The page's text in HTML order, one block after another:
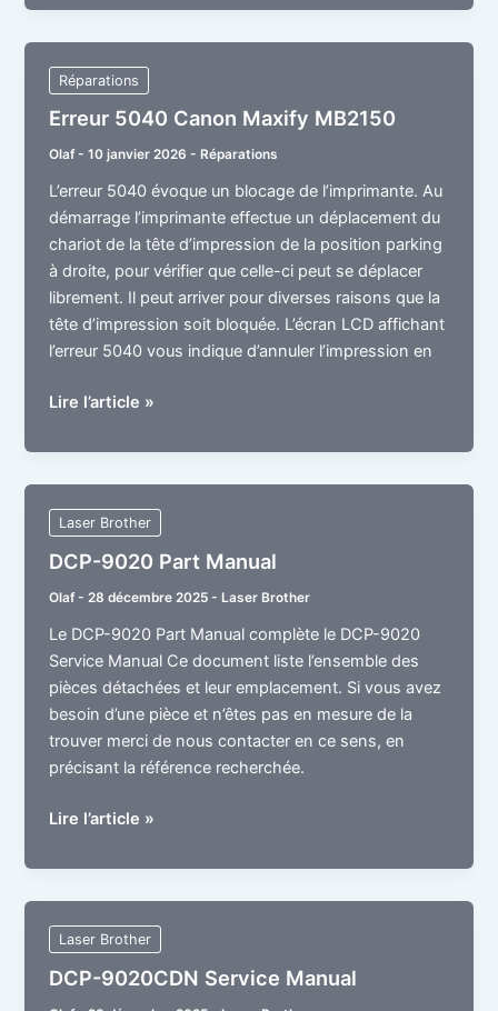
du
message
:
remplacer
boite
toner
Réparations
Erreur 5040 Canon Maxify MB2150
Olaf-10 janvier 2026- Réparations
L’erreur 5040 évoque un blocage de l’imprimante. Au
démarrage l’imprimante effectue un déplacement du
chariot de la tête d’impression de la position parking
à droite, pour vérifier que celle-ci peut se déplacer
librement. Il peut arriver pour diverses raisons que la
tête d’impression soit bloquée. L’écran LCD affichant
l’erreur 5040 vous indique d’annuler l’impression en
Erreur
Canon
Maxify
MB2150
Lire l’article »
Laser Brother
DCP-9020 Part Manual
Olaf-28 décembre 2025- Laser Brother
Le DCP-9020 Part Manual complète le DCP-9020
Service Manual Ce document liste l’ensemble des
pièces détachées et leur emplacement. Si vous avez
besoin d’une pièce et n’êtes pas en mesure de la
trouver merci de nous contacter en ce sens, en
précisant la référence recherchée.
DCP-
Part
Manual
Lire l’article »
Laser Brother
DCP-9020CDN Service Manual